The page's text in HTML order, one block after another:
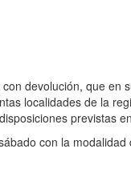
devolución, que en
localidades de la
previstas
con la